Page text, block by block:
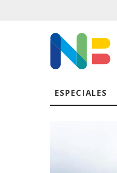
ESPECIALES